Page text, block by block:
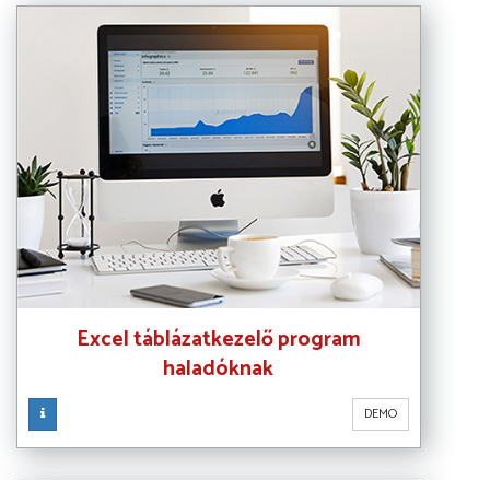
Excel táblázatkezelő program
haladóknak
DEMO